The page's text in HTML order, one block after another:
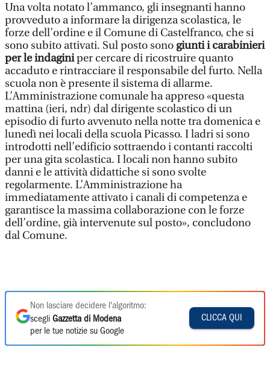
Una volta notato l’ammanco, gli insegnanti hanno
provveduto a informare la dirigenza scolastica, le
forze dell’ordine e il Comune di Castelfranco, che si
sono subito attivati. Sul posto sono giunti i carabinieri
per le indaginiper cercare di ricostruire quanto
accaduto e rintracciare il responsabile del furto. Nella
scuola non è presente il sistema di allarme.
L’Amministrazione comunale ha appreso «questa
mattina (ieri, ndr) dal dirigente scolastico di un
episodio di furto avvenuto nella notte tra domenica e
lunedì nei locali della scuola Picasso. I ladri si sono
introdotti nell’edificio sottraendo i contanti raccolti
per una gita scolastica. I locali non hanno subito
danni e le attività didattiche si sono svolte
regolarmente. L’Amministrazione ha
immediatamente attivato i canali di competenza e
garantisce la massima collaborazione con le forze
dell’ordine, già intervenute sul posto», concludono
dal Comune.
Non lasciare decidere l'algoritmo:
scegli Gazzetta di Modena
per le tue notizie su Google
CLICCA QUI